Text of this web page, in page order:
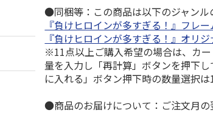
●同梱等：この商品は以下のジャンル
『負けヒロインが多すぎる！』フレ
『負けヒロインが多すぎる！』オリ
※11点以上ご購入希望の場合は、カ
量を入力し「再計算」ボタンを押下
に入れる」ボタン押下時の数量選択は
●商品のお届けについて：ご注文月の